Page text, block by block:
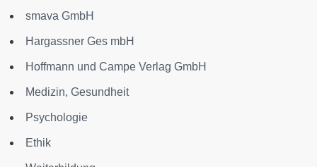
smava GmbH
Hargassner Ges mbH
Hoffmann und Campe Verlag GmbH
Medizin, Gesundheit
Psychologie
Ethik